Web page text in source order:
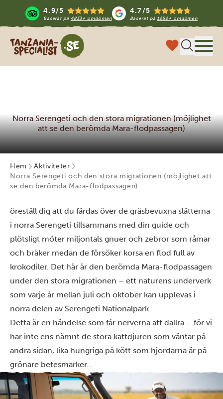
4.9/5
Baserat på 4833+ omdömen
4.7/5
Baserat på1252+ omdömen
Tanzania Specialist
Norra Serengeti och den stora migrationen (möjlighet
att se den berömda Mara-flodpassagen)
Hem
Aktiviteter
Norra Serengeti och den stora migrationen (möjlighet att
se den berömda Mara-flodpassagen)
öreställ dig att du färdas över de gräsbevuxna slätterna
i norra Serengeti tillsammans med din guide och
plötsligt möter miljontals gnuer och zebror som råmar
och bräker medan de försöker korsa en flod full av
krokodiler. Det här är den berömda Mara-flodpassagen
under den stora migrationen – ett naturens underverk
som varje år mellan juli och oktober kan upplevas i
norra delen av Serengeti Nationalpark.
Detta är en händelse som får nerverna att dallra – för vi
har inte ens nämnt de stora kattdjuren som väntar på
andra sidan, lika hungriga på kött som hjordarna är på
grönare betesmarker…